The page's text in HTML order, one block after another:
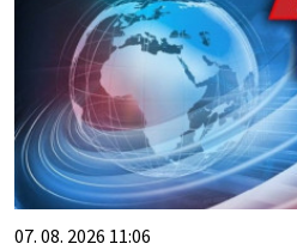
07. 08. 2026 11:06